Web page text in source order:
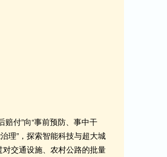
赔付”向“事前预防、事中干
理”，探索智能科技与超大城
交通设施、农村公路的批量